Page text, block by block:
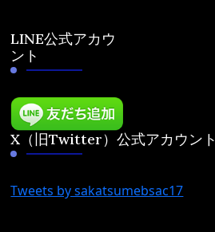
LINE公式アカウ
ント
X（旧Twitter）公式アカウント
Tweets by sakatsumebsac17